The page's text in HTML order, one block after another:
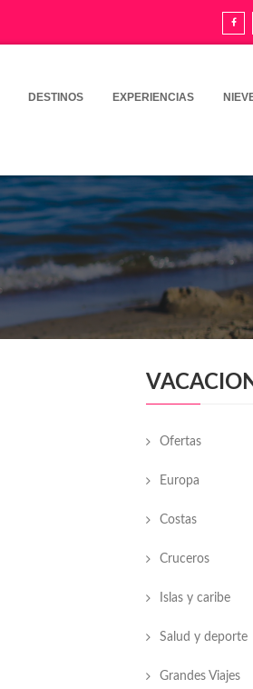
DESTINOS EXPERIENCIAS
Ofertas
Europa
Costas
Cruceros
Islas y caribe
Salud y deporte
Grandes Viajes